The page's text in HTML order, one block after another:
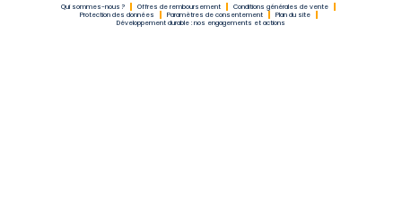
Qui sommes-nous ? Offres de remboursement
Conditions générales de vente
Protection des données
Paramètres de consentement
Plan du site
Développement durable : nos engagements et actions